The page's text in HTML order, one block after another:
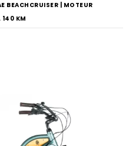
BEACHCRUISER | MOTEUR
140 KM